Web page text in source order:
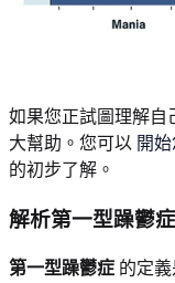
如果您正試圖理解自
大幫助。您可以 開
的初步了解。
解析第一型躁鬱症
第一型躁鬱症 的定